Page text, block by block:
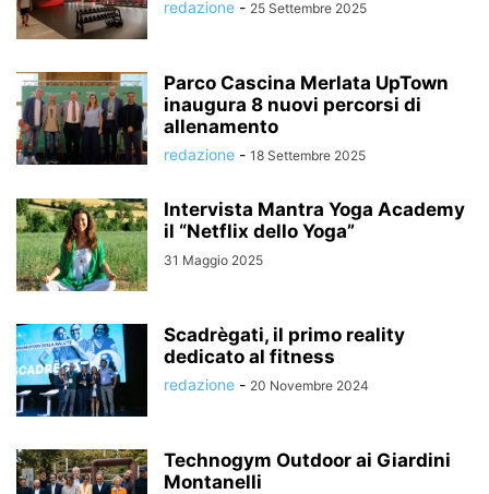
redazione - 25 Settembre 2025
Parco Cascina Merlata UpTown
inaugura 8 nuovi percorsi di
allenamento
redazione - 18 Settembre 2025
Intervista Mantra Yoga Academy
il “Netflix dello Yoga”
31 Maggio 2025
Scadrègati, il primo reality
dedicato al fitness
redazione - 20 Novembre 2024
Technogym Outdoor ai Giardini
Montanelli